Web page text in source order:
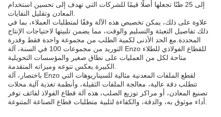
إلى 25 طنًا تجعلها أصلًا قيمًا للشركات التي تهدف إلى تحسين استخدام
علاوة على ذلك، يمكن تخصيص هذه الآلة وفقًا لمتطلبات العملاء، بما في
ذلك تفاصيل التعبئة والتسليم والوقت، مما يضمن تلبيتها لاحتياجات الإنتاج
المحددة.مع الحد الأدنى لكمية الطلب من مجموعة واحدة فقط وقدرة
التوريد من مجموعات 100 في السنة، آلة Enzo للقطاع الفولاذي للطلاء
متاحة لكل من العمليات على نطاق صغير والمؤسسات التحويلية
باختصار، آلة Enzo لقطع الملفات المعدنية مثالية للسيناريوهات التي
تتطلب دقة عالية، معالجة الملفات الثقيلة، وأنظمة تغذية آلية.محلات
تصنيع المعادن، أو مراكز توزيع الصلب، هذه آلة قطاع الفولاذ لفائف توفر